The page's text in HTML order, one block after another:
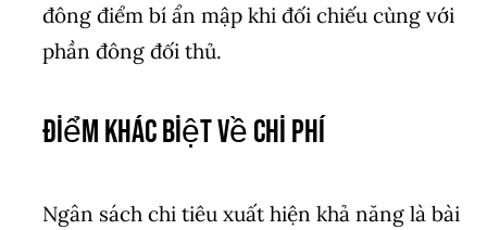
đông điểm bí ẩn mập khi đối chiếu cùng với
phần đông đối thủ.
Điểm Khác Biệt Về Chi Phí
Ngân sách chi tiêu xuất hiện khả năng là bài